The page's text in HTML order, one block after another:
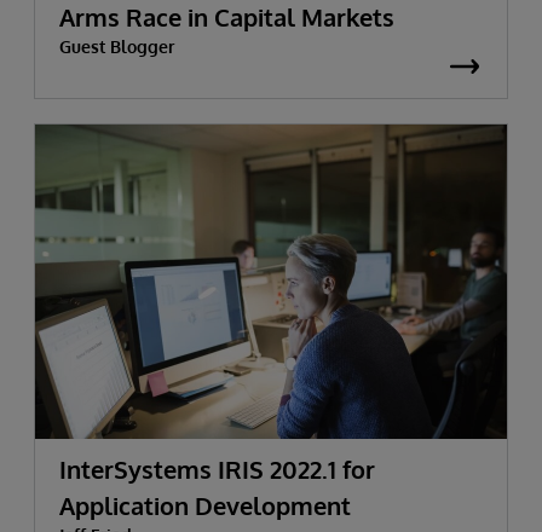
Arms Race in Capital Markets
Guest Blogger
InterSystems IRIS 2022.1 for
Application Development